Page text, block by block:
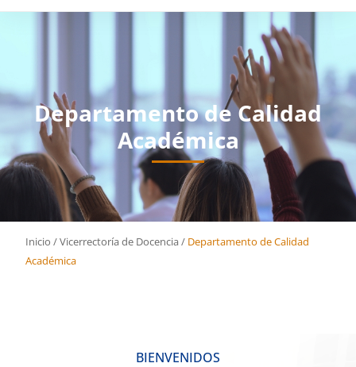
Departamento de Calidad
Académica
Inicio /Vicerrectoría de Docencia/Departamento de Calidad
Académica
BIENVENIDOS